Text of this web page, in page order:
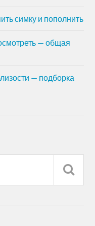
симку и пополнить
— общая
— подборка